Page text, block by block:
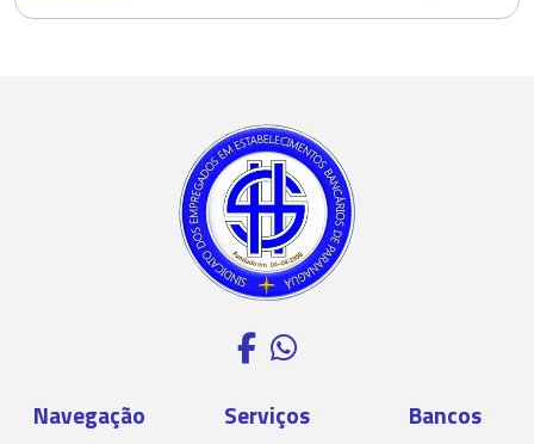
Navegação Serviços Bancos